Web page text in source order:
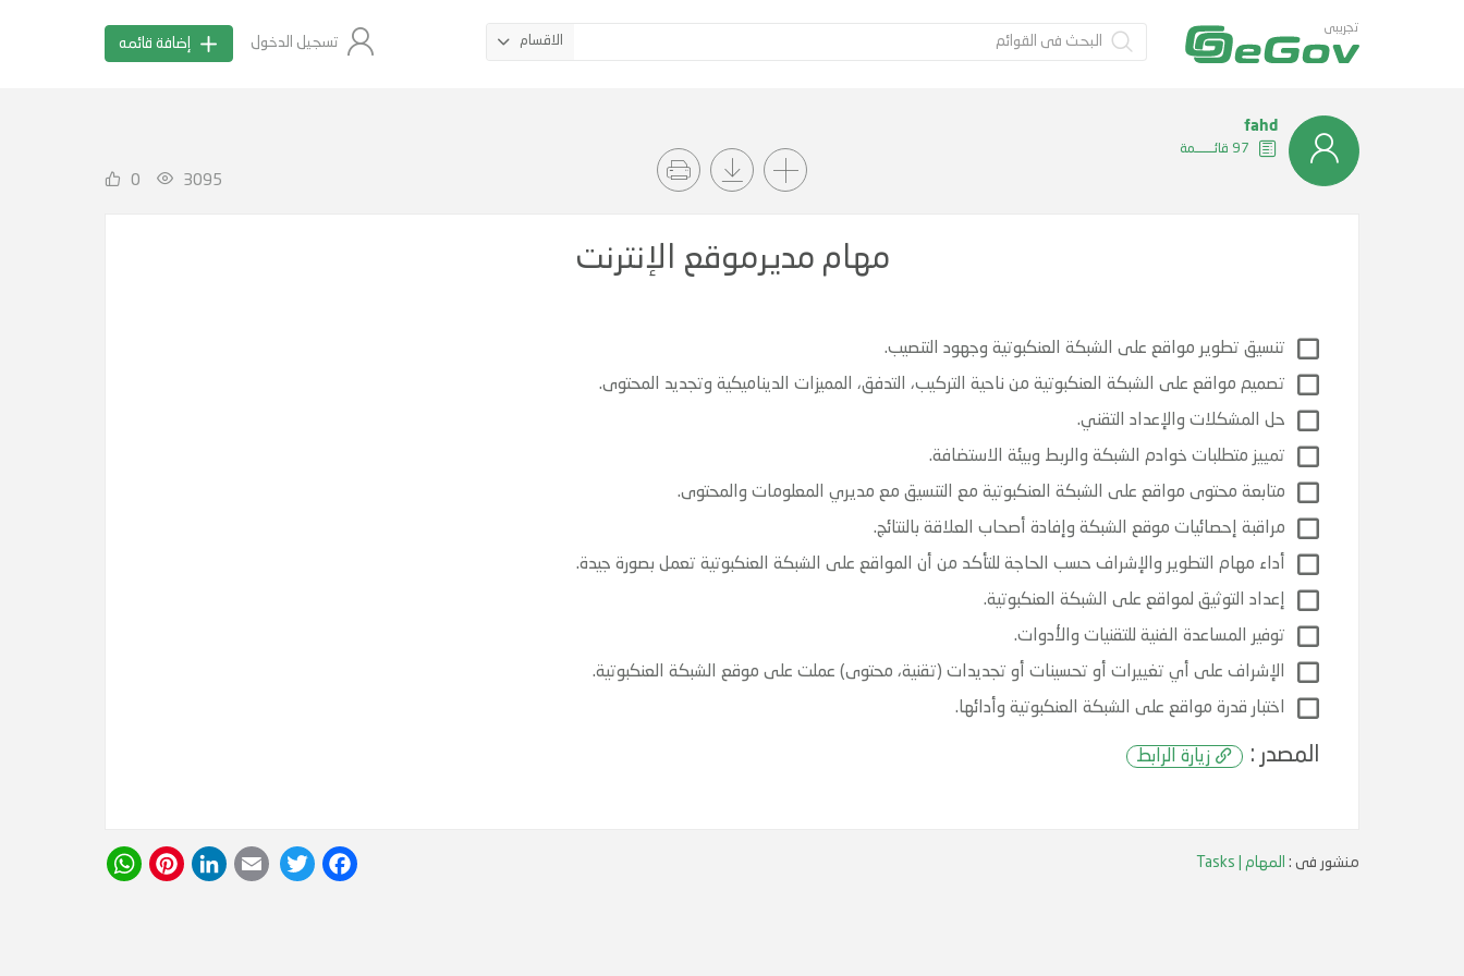
تجريبى
الاقسام إضافة قائمه تسجيل الدخول
fahd
0 3095
مهام مديرموقع الإنترنت
تنسيق تطوير مواقع على الشبكة العنكبوتية وجهود التنصيب.
تصميم مواقع على الشبكة العنكبوتية من ناحية التركيب، التدفق، المميزات الديناميكية وتجديد المحتوى.
حل المشكلات والإعداد التقني.
تمييز متطلبات خوادم الشبكة والربط وبيئة الاستضافة.
متابعة محتوى مواقع على الشبكة العنكبوتية مع التنسيق مع مديري المعلومات والمحتوى.
مراقبة إحصائيات موقع الشبكة وإفادة أصحاب العلاقة بالنتائج.
أداء مهام التطوير والإشراف حسب الحاجة للتأكد من أن المواقع على الشبكة العنكبوتية تعمل بصورة جيدة.
إعداد التوثيق لمواقع على الشبكة العنكبوتية.
توفير المساعدة الفنية للتقنيات والأدوات.
الإشراف على أي تغييرات أو تحسينات أو تجديدات (تقنية، محتوى) عملت على موقع الشبكة العنكبوتية.
اختبار قدرة مواقع على الشبكة العنكبوتية وأدائها.
المصدر : زيارة الرابط
منشور فى : المهام | Tasks Facebook
Twitter
Email
LinkedIn
Pinterest
WhatsApp